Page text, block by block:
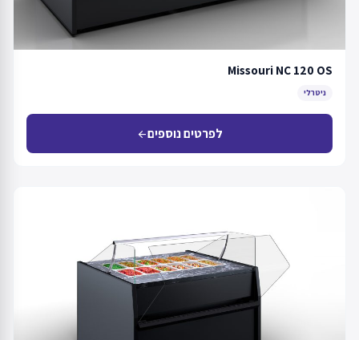
Missouri NC 120 OS
ניטרלי
לפרטים נוספיםarrow_back